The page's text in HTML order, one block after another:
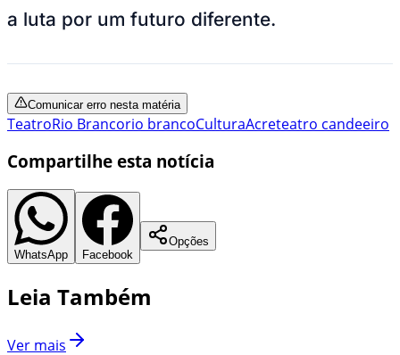
a luta por um futuro diferente.
Comunicar erro nesta matéria
TeatroRio Brancorio brancoCulturaAcreteatro candeeiro
Compartilhe esta notícia
WhatsApp Facebook
Opções
Leia Também
Ver mais